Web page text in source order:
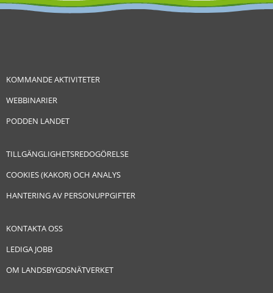
KOMMANDE AKTIVITETER
WEBBINARIER
PODDEN LANDET
TILLGÄNGLIGHETSREDOGÖRELSE
COOKIES (KAKOR) OCH ANALYS
HANTERING AV PERSONUPPGIFTER
KONTAKTA OSS
LEDIGA JOBB
OM LANDSBYGDSNÄTVERKET